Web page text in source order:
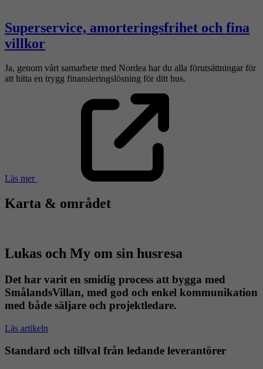
Superservice, amorteringsfrihet och fina
villkor
Ja, genom vårt samarbete med Nordea har du alla förutsättningar för
att hitta en trygg finansieringslösning för ditt hus.
Läs mer
Karta & området
Lukas och My om sin husresa
Det har varit en smidig process att bygga med
SmålandsVillan, med god och enkel kommunikation
med både säljare och projektledare.
Läs artikeln
Standard och tillval från ledande leverantörer